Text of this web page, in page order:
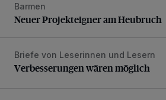
Neuer Projekteigner am Heubruch
Barmen
Neuer Projekteigner am Heubruch
Verbesserungen wären möglich
Briefe von Leserinnen und Lesern
Verbesserungen wären möglich